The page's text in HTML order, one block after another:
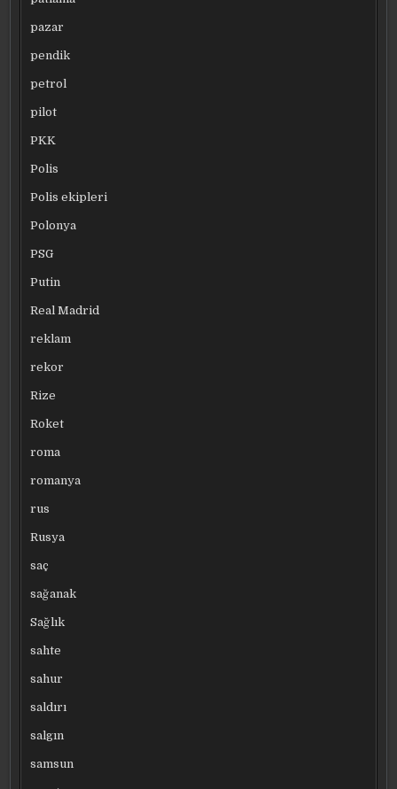
pazar
pendik
petrol
pilot
PKK
Polis
Polis ekipleri
Polonya
PSG
Putin
Real Madrid
reklam
rekor
Rize
Roket
roma
romanya
rus
Rusya
saç
sağanak
Sağlık
sahte
sahur
saldırı
salgın
samsun